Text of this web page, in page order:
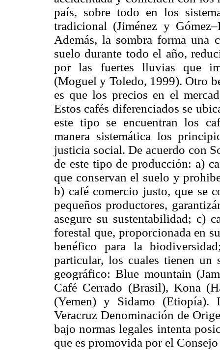
país, sobre todo en los
tradicional (Jiménez y
Además, la sombra forma una
suelo durante todo el año,
por las fuertes lluvias que
(Moguel y Toledo, 1999). Otro
es que los precios en el
Estos cafés diferenciados se
este tipo se encuentran los
manera sistemática los
justicia social. De acuerdo con
de este tipo de producción: a)
que conservan el suelo y
b) café comercio justo, que se
pequeños productores,
asegure su sustentabilidad; c)
forestal que, proporcionada en
benéfico para la
particular, los cuales tienen un
geográfico: Blue mountain
Café Cerrado (Brasil), Kona
(Yemen) y Sidamo (Etiopía).
Veracruz Denominación de
bajo normas legales intenta
que es promovida por el